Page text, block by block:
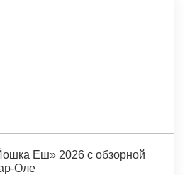
Еш» 2026 с обзорной
Оле